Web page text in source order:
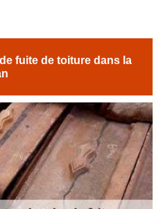
fuite de toiture dans la